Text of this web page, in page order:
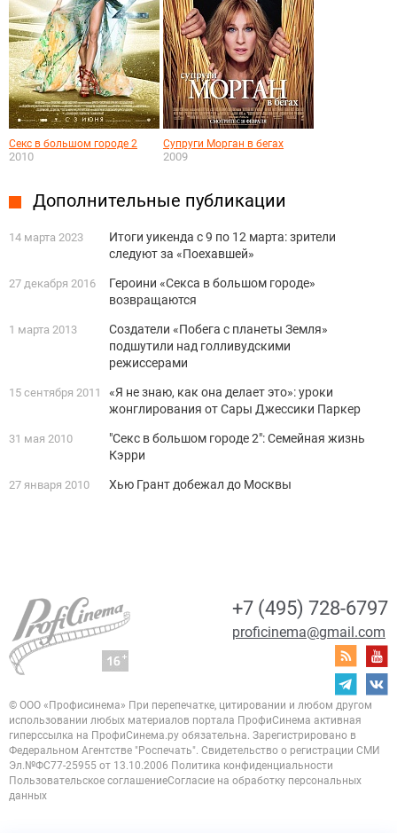
Секс в большом городе 2
2010
Супруги Морган в бегах
2009
Дополнительные публикации
14 марта 2023
Итоги уикенда с 9 по 12 марта: зрители
следуют за «Поехавшей»
27 декабря 2016
Героини «Секса в большом городе»
возвращаются
1 марта 2013
Создатели «Побега с планеты Земля»
подшутили над голливудскими
режиссерами
15 сентября 2011
«Я не знаю, как она делает это»: уроки
жонглирования от Сары Джессики Паркер
31 мая 2010
"Секс в большом городе 2": Семейная жизнь
Кэрри
27 января 2010 Хью Грант добежал до Москвы
+7 (495) 728-6797
proficinema@gmail.com
© ООО «Профисинема» При перепечатке, цитировании и любом другом
использовании любых материалов портала ПрофиСинема активная
гиперссылка на ПрофиСинема.ру обязательна. Зарегистрировано в
Федеральном Агентстве "Роспечать". Свидетельство о регистрации СМИ
Эл.№ФС77-25955 от 13.10.2006 Политика конфиденциальности
Пользовательское соглашениеСогласие на обработку персональных
данных